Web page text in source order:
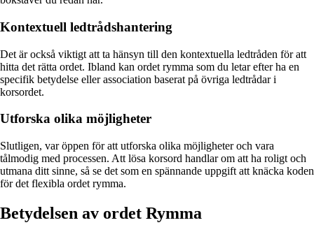
Kontextuell ledtrådshantering
Det är också viktigt att ta hänsyn till den kontextuella ledtråden för att
hitta det rätta ordet. Ibland kan ordet rymma som du letar efter ha en
specifik betydelse eller association baserat på övriga ledtrådar i
korsordet.
Utforska olika möjligheter
Slutligen, var öppen för att utforska olika möjligheter och vara
tålmodig med processen. Att lösa korsord handlar om att ha roligt och
utmana ditt sinne, så se det som en spännande uppgift att knäcka koden
för det flexibla ordet rymma.
Betydelsen av ordet Rymma